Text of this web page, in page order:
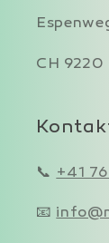
CH
📞 +41
📧